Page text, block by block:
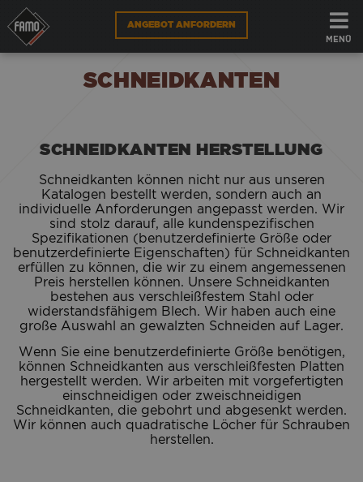
ANGEBOT ANFORDERN
MENÜ
FÜR AUSRÜSTUNGEN
WEBSHOP
DE
KOMPONENTEN SCHNEIDKANTEN
SCHNEIDKANTEN
SCHNEIDKANTEN HERSTELLUNG
Schneidkanten können nicht nur aus unseren
Katalogen bestellt werden, sondern auch an
individuelle Anforderungen angepasst werden. Wir
sind stolz darauf, alle kundenspezifischen
Spezifikationen (benutzerdefinierte Größe oder
benutzerdefinierte Eigenschaften) für Schneidkanten
erfüllen zu können, die wir zu einem angemessenen
Preis herstellen können. Unsere Schneidkanten
bestehen aus verschleißfestem Stahl oder
widerstandsfähigem Blech. Wir haben auch eine
große Auswahl an gewalzten Schneiden auf Lager.
Wenn Sie eine benutzerdefinierte Größe benötigen,
können Schneidkanten aus verschleißfesten Platten
hergestellt werden. Wir arbeiten mit vorgefertigten
einschneidigen oder zweischneidigen
Schneidkanten, die gebohrt und abgesenkt werden.
Wir können auch quadratische Löcher für Schrauben
herstellen.